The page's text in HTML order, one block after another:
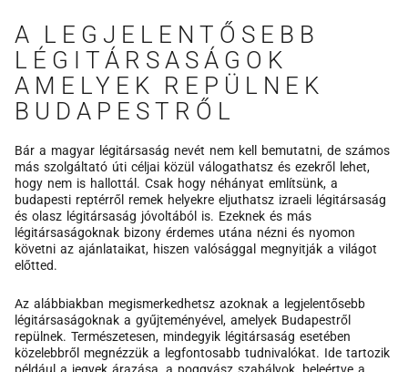
A LEGJELENTŐSEBB
LÉGITÁRSASÁGOK
AMELYEK REPÜLNEK
BUDAPESTRŐL
Bár a magyar légitársaság nevét nem kell bemutatni, de számos
más szolgáltató úti céljai közül válogathatsz és ezekről lehet,
hogy nem is hallottál. Csak hogy néhányat említsünk, a
budapesti reptérről remek helyekre eljuthatsz izraeli légitársaság
és olasz légitársaság jóvoltából is. Ezeknek és más
légitársaságoknak bizony érdemes utána nézni és nyomon
követni az ajánlataikat, hiszen valósággal megnyitják a világot
előtted.
Az alábbiakban megismerkedhetsz azoknak a legjelentősebb
légitársaságoknak a gyűjteményével, amelyek Budapestről
repülnek. Természetesen, mindegyik légitársaság esetében
közelebbről megnézzük a legfontosabb tudnivalókat. Ide tartozik